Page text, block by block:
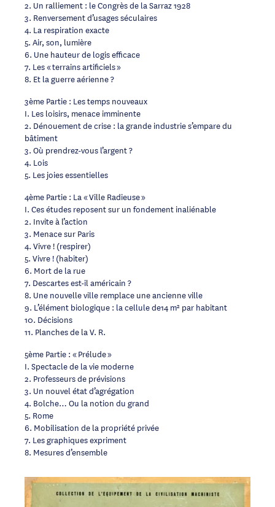
2. Un ralliement : le Congrès de la Sarraz 1928
3. Renversement d’usages séculaires
4. La respiration exacte
5. Air, son, lumière
6. Une hauteur de logis efficace
7. Les « terrains artificiels »
8. Et la guerre aérienne ?
3ème Partie : Les temps nouveaux
I. Les loisirs, menace imminente
2. Dénouement de crise : la grande industrie s’empare du
bâtiment
3. Où prendrez-vous l’argent ?
4. Lois
5. Les joies essentielles
4ème Partie : La « Ville Radieuse »
I. Ces études reposent sur un fondement inaliénable
2. Invite à l’action
3. Menace sur Paris
4. Vivre ! (respirer)
5. Vivre ! (habiter)
6. Mort de la rue
7. Descartes est-il américain ?
8. Une nouvelle ville remplace une ancienne ville
9. L’élément biologique : la cellule de14 m² par habitant
10. Décisions
11. Planches de la V. R.
5ème Partie : « Prélude »
I. Spectacle de la vie moderne
2. Professeurs de prévisions
3. Un nouvel état d’agrégation
4. Bolche… Ou la notion du grand
5. Rome
6. Mobilisation de la propriété privée
7. Les graphiques expriment
8. Mesures d’ensemble